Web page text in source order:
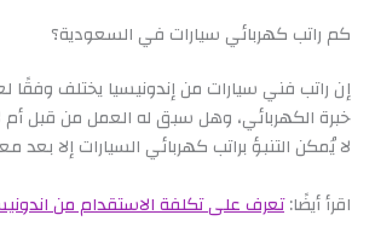
كم راتب كهربائي سيارات في السعودية؟
إن راتب فني سيارات من إندونيسيا يختلف وفقًا
خبرة الكهربائي، وهل سبق له العمل من قبل أم
لا يُمكن التنبؤ براتب كهربائي السيارات إلا بعد
اقرأ أيضًا:تعرف على تكلفة الاستقدام من